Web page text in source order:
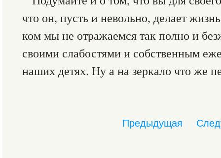
что он, пусть и невольно, делает
ком мы не отражаемся так полно и
своими слабостями и собственным
наших детях. Ну а на зеркало что же
Предыдущая